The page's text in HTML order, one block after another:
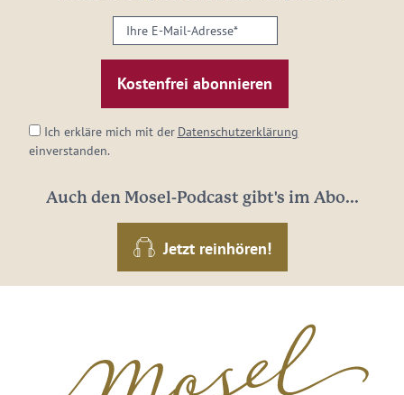
Ihre
E-
Mail-
Adresse:
Ich erkläre mich mit der Datenschutzerklärung
einverstanden.
Auch den Mosel-Podcast gibt's im Abo...
Jetzt reinhören!